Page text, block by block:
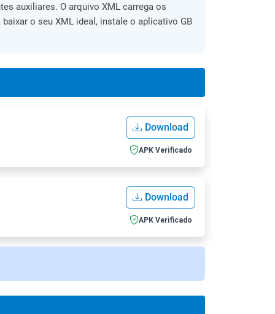
auxiliares. O arquivo XML carrega os
o seu XML ideal, instale o aplicativo GB
Download
APK Verificado
Download
APK Verificado